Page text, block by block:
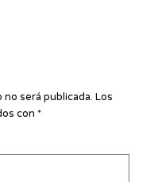
será publicada. Los
con *